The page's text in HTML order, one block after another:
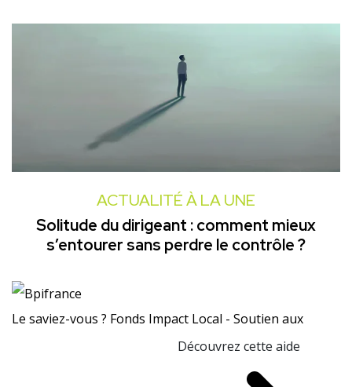
ACTUALITÉ À LA UNE
Solitude du dirigeant : comment mieux
s’entourer sans perdre le contrôle ?
Le saviez-vous ? Fonds Impact Local - Soutien aux
Découvrez cette aide